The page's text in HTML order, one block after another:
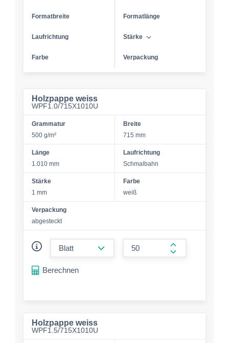
Formatbreite Formatlänge
Laufrichtung Stärke
Farbe Verpackung
Holzpappe weiss
WPF1.0/715X1010U
Grammatur
500 g/m²
Breite
715 mm
Länge
1.010 mm
Laufrichtung
Schmalbahn
Stärke
1 mm
Farbe
weiß
Verpackung
abgesteckt
form.increase-
Berechnen
Holzpappe weiss
WPF1.5/715X1010U